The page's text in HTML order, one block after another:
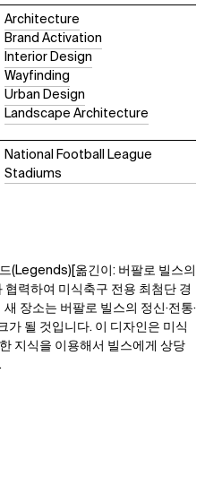
Architecture
Brand Activation
Interior Design
Wayfinding
Urban Design
Landscape Architecture
National Football League
Stadiums
(Legends)[옮긴이: 버팔로 빌스의
력하여 미식축구 전용 최첨단 경
장소는 버팔로 빌스의 정신·전통·
가 될 것입니다. 이 디자인은 미식
지식을 이용해서 빌스에게 상당